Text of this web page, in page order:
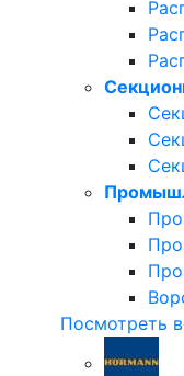
Посмотреть